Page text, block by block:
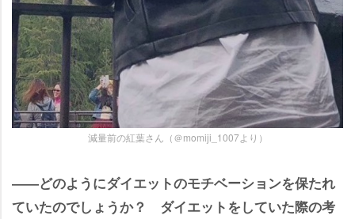
減量前の紅葉さん（＠momiji_1007より）
――どのようにダイエットのモチベーションを保たれ
ていたのでしょうか？ ダイエットをしていた際の考